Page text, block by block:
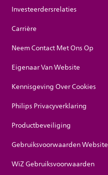
Investeerdersrelaties
Carrière
Neem Contact Met Ons Op
Eigenaar Van Website
Kennisgeving Over Cookies
Philips Privacyverklaring
Productbeveiliging
Gebruiksvoorwaarden Website
WiZ Gebruiksvoorwaarden